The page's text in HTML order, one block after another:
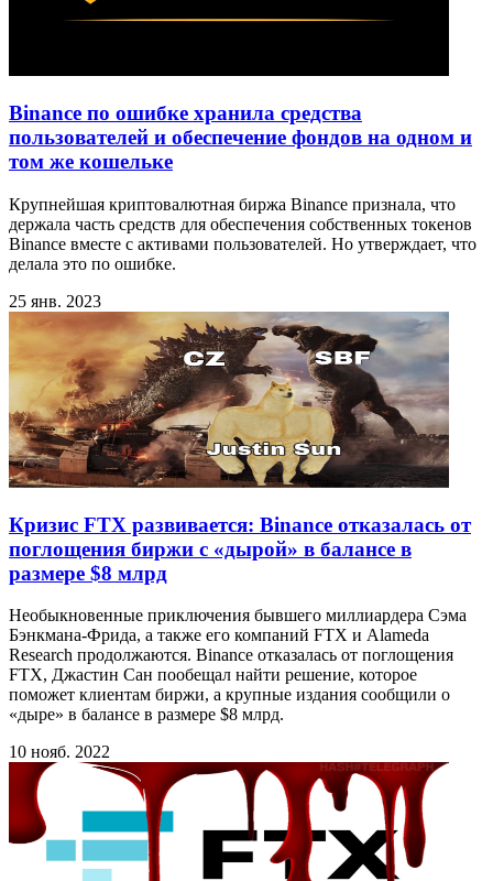
Binance по ошибке хранила средства
пользователей и обеспечение фондов на одном и
том же кошельке
Крупнейшая криптовалютная биржа Binance признала, что
держала часть средств для обеспечения собственных токенов
Binance вместе с активами пользователей. Но утверждает, что
делала это по ошибке.
25 янв. 2023
Кризис FTX развивается: Binance отказалась от
поглощения биржи с «дырой» в балансе в
размере $8 млрд
Необыкновенные приключения бывшего миллиардера Сэма
Бэнкмана-Фрида, а также его компаний FTX и Alameda
Research продолжаются. Binance отказалась от поглощения
FTX, Джастин Сан пообещал найти решение, которое
поможет клиентам биржи, а крупные издания сообщили о
«дыре» в балансе в размере $8 млрд.
10 нояб. 2022